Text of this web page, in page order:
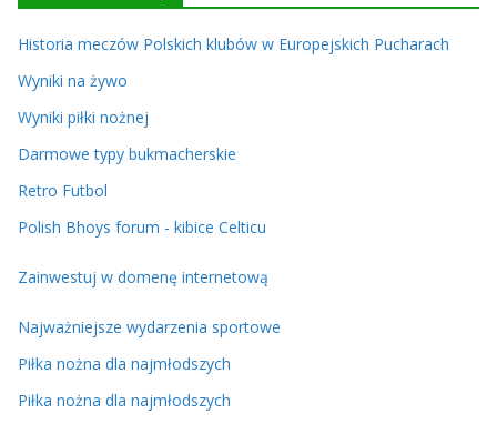
Historia meczów Polskich klubów w Europejskich Pucharach
Wyniki na żywo
Wyniki piłki nożnej
Darmowe typy bukmacherskie
Retro Futbol
Polish Bhoys forum - kibice Celticu
Zainwestuj w domenę internetową
Najważniejsze wydarzenia sportowe
Piłka nożna dla najmłodszych
Piłka nożna dla najmłodszych